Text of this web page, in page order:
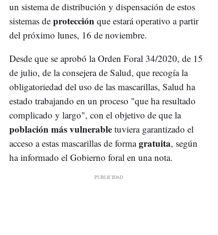
un sistema de distribución y dispensación de estos
sistemas de protección que estará operativo a partir
del próximo lunes, 16 de noviembre.
Desde que se aprobó la Orden Foral 34/2020, de 15
de julio, de la consejera de Salud, que recogía la
obligatoriedad del uso de las mascarillas, Salud ha
estado trabajando en un proceso "que ha resultado
complicado y largo", con el objetivo de que la
población más vulnerable tuviera garantizado el
acceso a estas mascarillas de formagratuita, según
ha informado el Gobierno foral en una nota.